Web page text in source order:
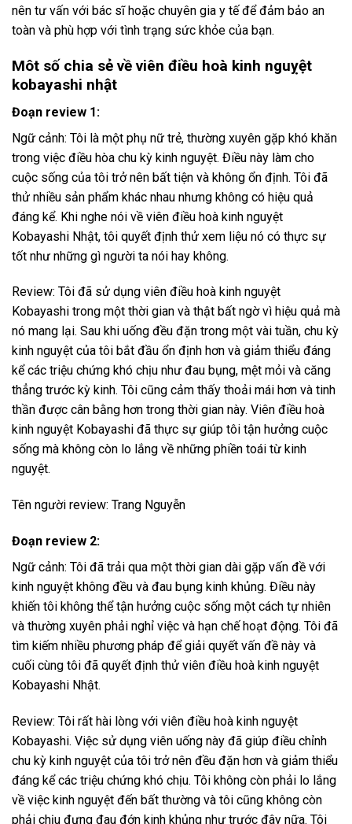
nên tư vấn với bác sĩ hoặc chuyên gia y tế để đảm bảo an
toàn và phù hợp với tình trạng sức khỏe của bạn.
Môt số chia sẻ về viên điều hoà kinh nguỵệt
kobayashi nhật
Đoạn review 1:
Ngữ cảnh: Tôi là một phụ nữ trẻ, thường xuyên gặp khó khăn
trong việc điều hòa chu kỳ kinh nguyệt. Điều này làm cho
cuộc sống của tôi trở nên bất tiện và không ổn định. Tôi đã
thử nhiều sản phẩm khác nhau nhưng không có hiệu quả
đáng kể. Khi nghe nói về viên điều hoà kinh nguyệt
Kobayashi Nhật, tôi quyết định thử xem liệu nó có thực sự
tốt như những gì người ta nói hay không.
Review: Tôi đã sử dụng viên điều hoà kinh nguyệt
Kobayashi trong một thời gian và thật bất ngờ vì hiệu quả mà
nó mang lại. Sau khi uống đều đặn trong một vài tuần, chu kỳ
kinh nguyệt của tôi bắt đầu ổn định hơn và giảm thiểu đáng
kể các triệu chứng khó chịu như đau bụng, mệt mỏi và căng
thẳng trước kỳ kinh. Tôi cũng cảm thấy thoải mái hơn và tinh
thần được cân bằng hơn trong thời gian này. Viên điều hoà
kinh nguyệt Kobayashi đã thực sự giúp tôi tận hưởng cuộc
sống mà không còn lo lắng về những phiền toái từ kinh
nguyệt.
Tên người review: Trang Nguyễn
Đoạn review 2:
Ngữ cảnh: Tôi đã trải qua một thời gian dài gặp vấn đề với
kinh nguyệt không đều và đau bụng kinh khủng. Điều này
khiến tôi không thể tận hưởng cuộc sống một cách tự nhiên
và thường xuyên phải nghỉ việc và hạn chế hoạt động. Tôi đã
tìm kiếm nhiều phương pháp để giải quyết vấn đề này và
cuối cùng tôi đã quyết định thử viên điều hoà kinh nguyệt
Kobayashi Nhật.
Review: Tôi rất hài lòng với viên điều hoà kinh nguyệt
Kobayashi. Việc sử dụng viên uống này đã giúp điều chỉnh
chu kỳ kinh nguyệt của tôi trở nên đều đặn hơn và giảm thiểu
đáng kể các triệu chứng khó chịu. Tôi không còn phải lo lắng
về việc kinh nguyệt đến bất thường và tôi cũng không còn
phải chịu đựng đau đớn kinh khủng như trước đây nữa. Tôi